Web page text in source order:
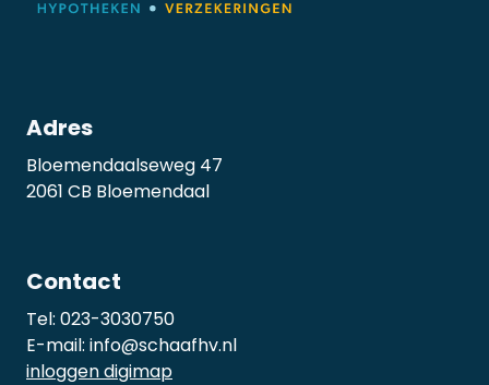
Adres
Bloemendaalseweg 47
2061 CB Bloemendaal
Contact
Tel: 023-3030750
E-mail: info@schaafhv.nl
inloggen digimap